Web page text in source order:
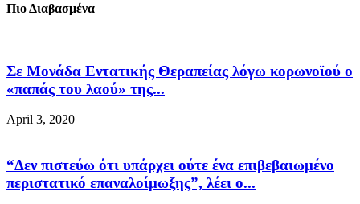
Πιο Διαβασμένα
Σε Μονάδα Εντατικής Θεραπείας λόγω κορωνοϊού ο
«παπάς του λαού» της...
April 3, 2020
“Δεν πιστεύω ότι υπάρχει ούτε ένα επιβεβαιωμένο
περιστατικό επαναλοίμωξης”, λέει ο...